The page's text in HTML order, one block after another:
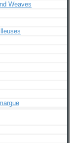
Weaves